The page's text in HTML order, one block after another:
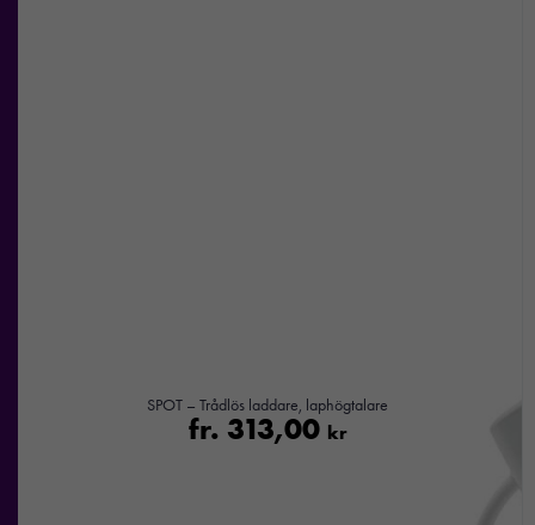
SPOT – Trådlös laddare, laphögtalare
fr. 313,00 kr